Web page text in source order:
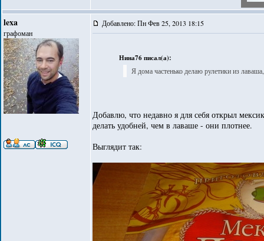
lexa
графоман
Добавлено: Пн Фев 25, 2013 18:15
Нина76 писал(а):
Я дома частенько делаю рулетики из лаваша,
Добавлю, что недавно я для себя открыл
делать удобней, чем в лаваше - они плотнее.
Выглядит так: